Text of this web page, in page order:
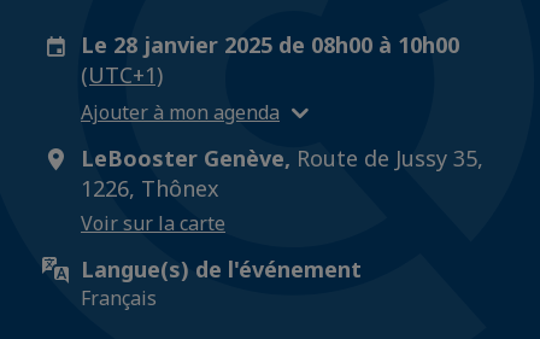
Le 28 janvier 2025 de 08h00 à 10h00
(UTC+1)
Ajouter à mon agenda
LeBooster Genève, Route de Jussy 35,
1226, Thônex
Voir sur la carte
Langue(s) de l'événement
Français